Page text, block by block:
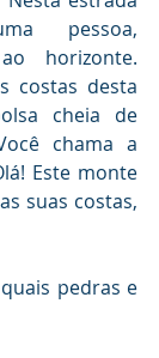
pessoa,
horizonte.
costas desta
cheia de
chama a
Este monte
suas costas,
pedras e